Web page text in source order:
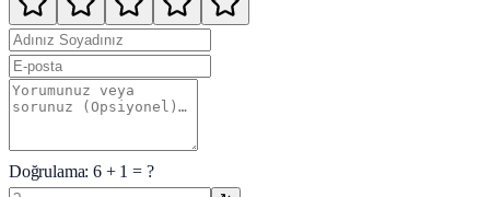
Doğrulama:6+ 1 = ?